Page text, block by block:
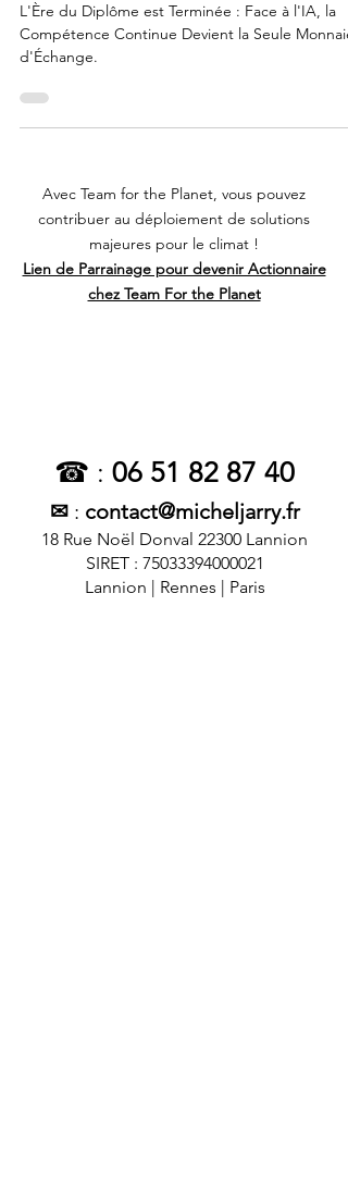
L'Ère du Diplôme est Terminée : Face à l'IA, la
Compétence Continue Devient la Seule Monnaie
d'Échange.
Avec Team for the Planet, vous pouvez
contribuer au déploiement de solutions
majeures pour le climat !
Lien de Parrainage pour devenir Actionnaire
chez Team For the Planet
☎ : 06 51 82 87 40
✉ : contact@micheljarry.fr
18 Rue Noël Donval 22300 Lannion
SIRET : 75033394000021
Lannion | Rennes | Paris